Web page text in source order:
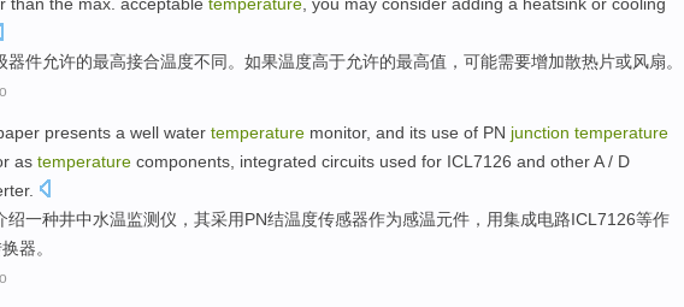
器件允许的最高接合温度不同 。 如果温度高于允许的最高值， 可能需要增加散热片或风扇。
presents a well water temperature monitor, and its use of PN junction temperature
as temperature components integrated circuits used for ICL7126 and otherA/ D
.
绍一种井中水温监测仪 ， 其采用PN结温度传感器作为感温元件 ， 用集成电路ICL7126等作
器。